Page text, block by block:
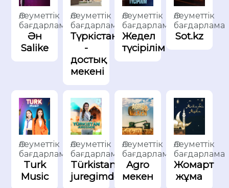
Әлеуметтік
бағдарлама
Ән
Salike
Әлеуметтік
бағдарлама
Түркістан
-
достық
мекені
Әлеуметтік
бағдарлама
Жедел
түсірілім
Әлеуметтік
бағдарлама
Sot.kz
Әлеуметтік
бағдарлама
Turk
Music
Әлеуметтік
бағдарлама
Türkistan
juregimde
Әлеуметтік
бағдарлама
Agro
мекен
Әлеуметтік
бағдарлама
Жомарт
жұма